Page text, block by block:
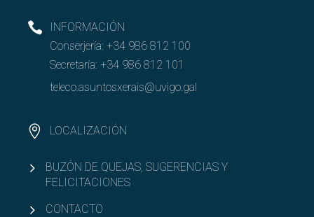
INFORMACIÓN
Conserjería: +34 986 812 100
Secretaría: +34 986 812 101
teleco.asuntosxerais@uvigo.gal
LOCALIZACIÓN
BUZÓN DE QUEJAS, SUGERENCIAS Y
FELICITACIONES
CONTACTO